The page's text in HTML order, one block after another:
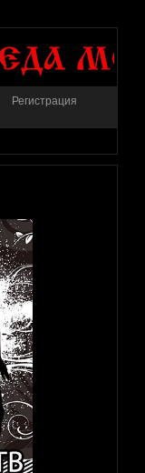
Регистрация